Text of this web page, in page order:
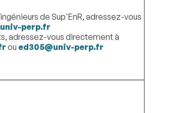
de Sup'EnR, adressez-vous
perp.fr
adressez-vous directement à
ou ed305@univ-perp.fr